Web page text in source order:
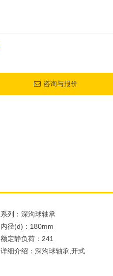
咨询与报价
系列：深沟球轴承
内径(d)：180mm
额定静负荷：241
详细介绍：深沟球轴承,开式